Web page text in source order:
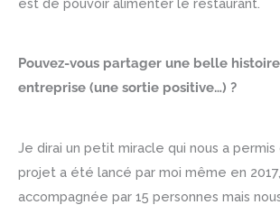
est de pouvoir alimenter le restaurant.
Pouvez-vous partager une belle
entreprise (une sortie positive…) ?
Je dirai un petit miracle qui nous a permis
projet a été lancé par moi même en 2017,
accompagnée par 15 personnes mais